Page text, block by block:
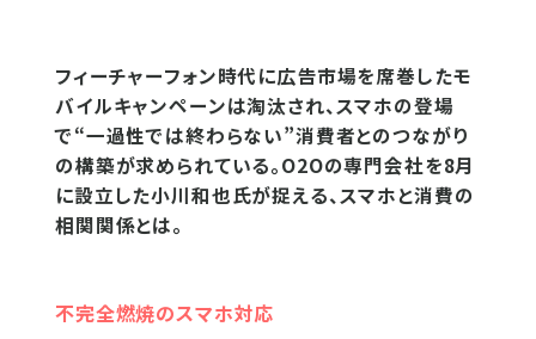
フィーチャーフォン時代に広告市場を席巻したモ
バイルキャンペーンは淘汰され、スマホの登場
で“一過性では終わらない”消費者とのつながり
の構築が求められている。O2Oの専門会社を8月
に設立した小川和也氏が捉える、スマホと消費の
相関関係とは。
不完全燃焼のスマホ対応